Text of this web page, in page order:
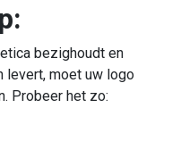
bezighoudt en
levert, moet uw logo
Probeer het zo: